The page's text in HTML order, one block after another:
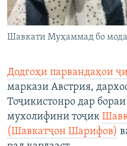
Шавкати Муҳаммад бо
Додгоҳи парвандаҳои
маркази Австрия,
Тоҷикистонро дар
мухолифини тоҷик
(Шавкатҷон Шарифов)